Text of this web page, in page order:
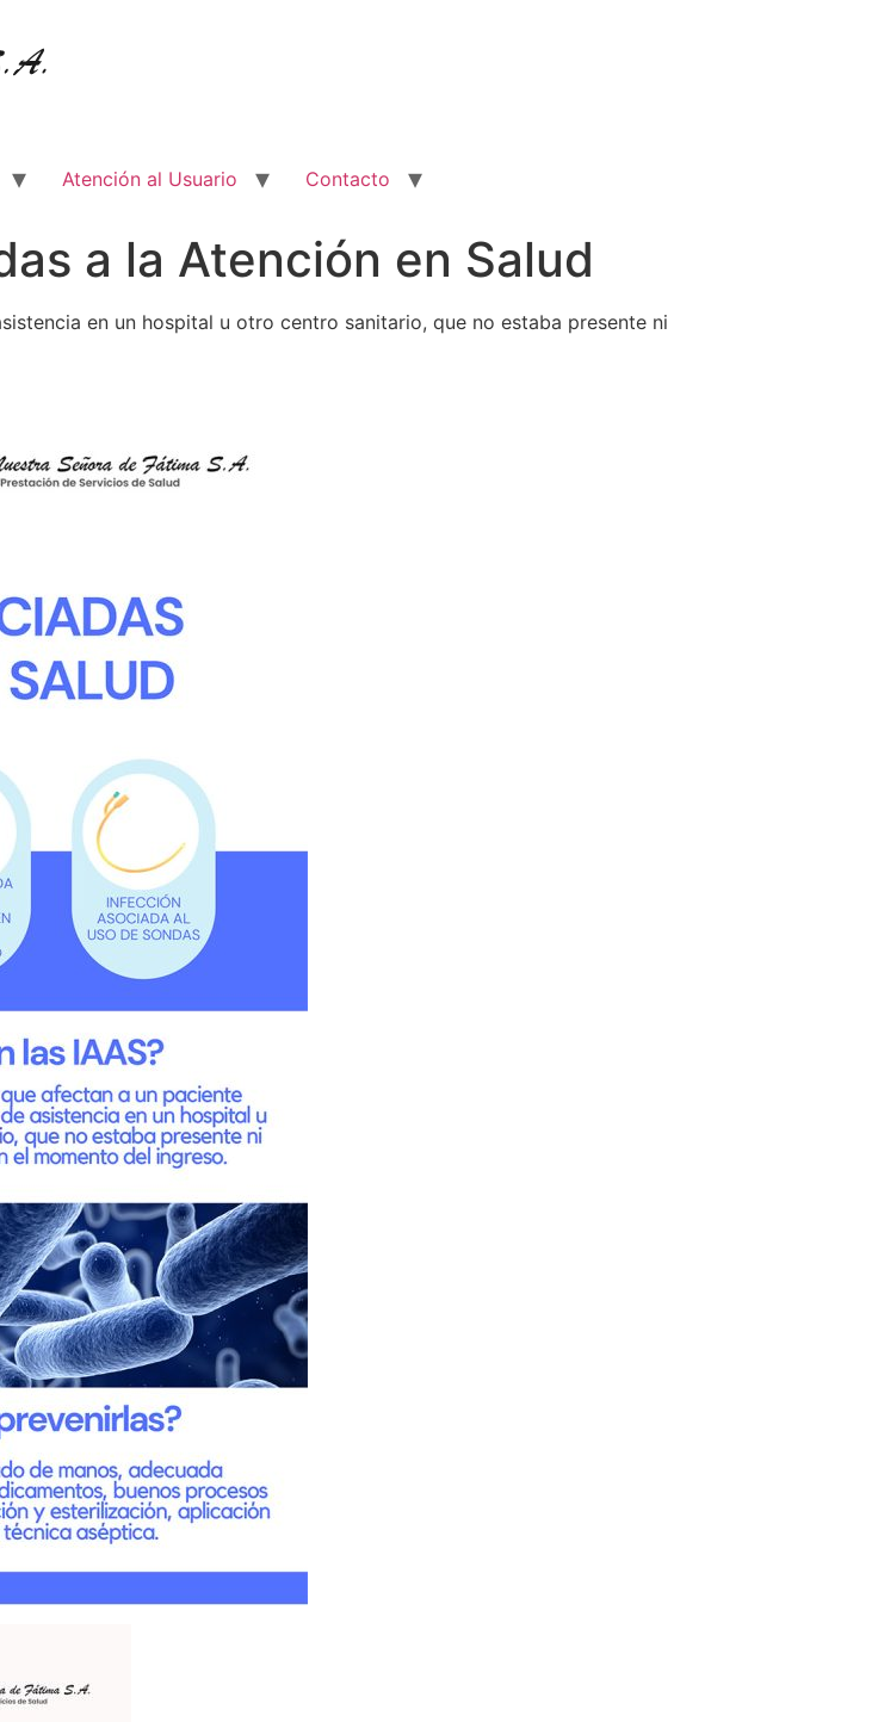
Atención al Usuario Contacto
a la Atención en Salud
en un hospital u otro centro sanitario, que no estaba presente ni